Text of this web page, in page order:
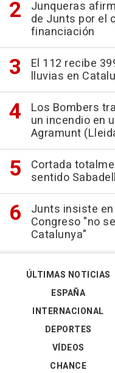
Junqueras
de Junts por el
financiación
El 112 recibe
lluvias en
Los Bombers
un incendio en
Agramunt
Cortada
sentido
Junts insiste
Congreso "no
Catalunya"
ÚLTIMAS NOTICIAS
ESPAÑA
INTERNACIONAL
DEPORTES
VÍDEOS
CHANCE